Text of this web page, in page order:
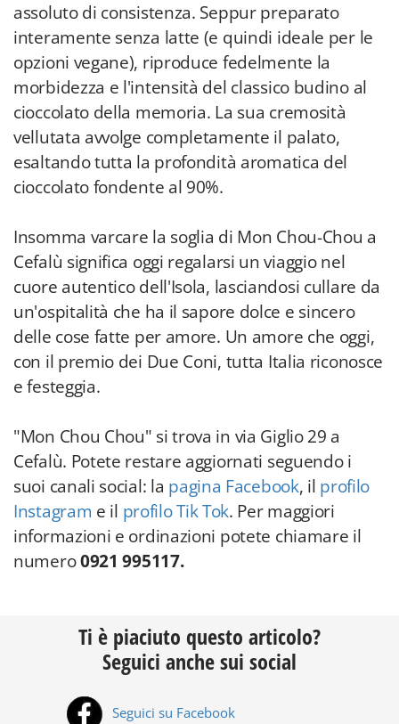
assoluto di consistenza. Seppur preparato
interamente senza latte (e quindi ideale per le
opzioni vegane), riproduce fedelmente la
morbidezza e l'intensità del classico budino al
cioccolato della memoria. La sua cremosità
vellutata avvolge completamente il palato,
esaltando tutta la profondità aromatica del
cioccolato fondente al 90%.
Insomma varcare la soglia di Mon Chou-Chou a
Cefalù significa oggi regalarsi un viaggio nel
cuore autentico dell'Isola, lasciandosi cullare da
un'ospitalità che ha il sapore dolce e sincero
delle cose fatte per amore. Un amore che oggi,
con il premio dei Due Coni, tutta Italia riconosce
e festeggia.
"Mon Chou Chou" si trova in via Giglio 29 a
Cefalù. Potete restare aggiornati seguendo i
suoi canali social: la pagina Facebook, il profilo
Instagram e il profilo Tik Tok. Per maggiori
informazioni e ordinazioni potete chiamare il
numero0921 995117.
Ti è piaciuto questo articolo?
Seguici anche sui social
Seguici su Facebook